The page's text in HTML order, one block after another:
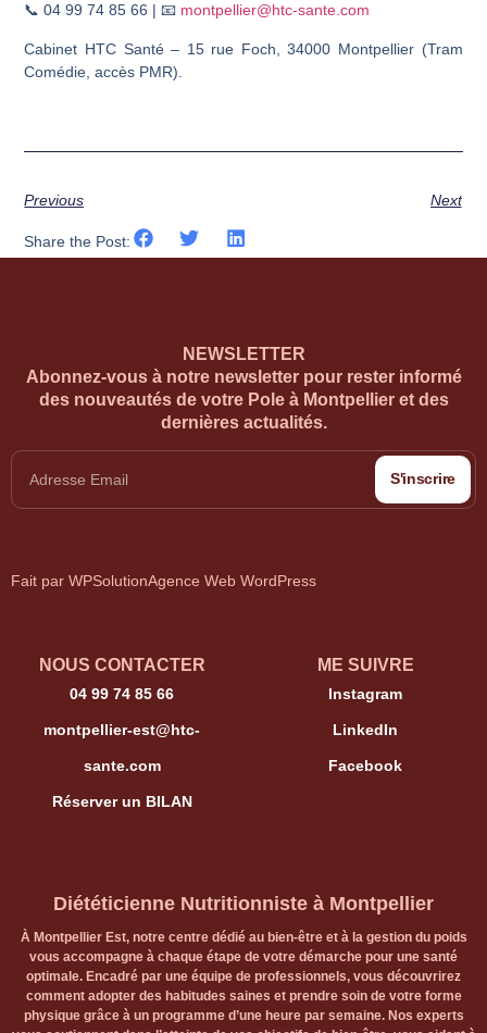
📞 04 99 74 85 66 | 📧 montpellier@htc-sante.com
Cabinet HTC Santé – 15 rue Foch, 34000 Montpellier (Tram
Comédie, accès PMR).
Previous Next
Share the Post:
NEWSLETTER
Abonnez-vous à notre newsletter pour rester informé
des nouveautés de votre Pole à Montpellier et des
dernières actualités.
S'inscrire
Fait par WPSolutionAgence Web WordPress
NOUS CONTACTER
04 99 74 85 66
montpellier-est@htc-
sante.com
Réserver un BILAN
ME SUIVRE
Instagram
LinkedIn
Facebook
Diététicienne Nutritionniste à Montpellier
À Montpellier Est, notre centre dédié au bien-être et à la gestion du poids
vous accompagne à chaque étape de votre démarche pour une santé
optimale. Encadré par une équipe de professionnels, vous découvrirez
comment adopter des habitudes saines et prendre soin de votre forme
physique grâce à un programme d’une heure par semaine. Nos experts